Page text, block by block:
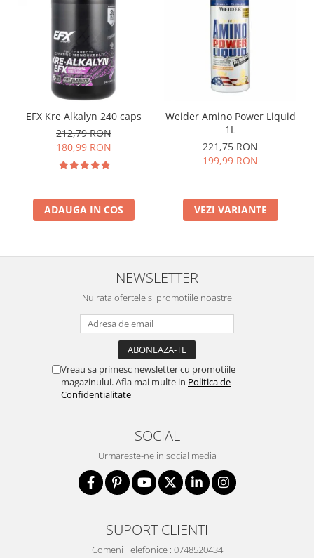
EFX Kre Alkalyn 240 caps
212,79 RON
180,99 RON
ADAUGA IN COS
Weider Amino Power Liquid
1L
221,75 RON
199,99 RON
VEZI VARIANTE
NEWSLETTER
Nu rata ofertele si promotiile noastre
Vreau sa primesc newsletter cu promotiile
magazinului. Afla mai multe in Politica de
Confidentialitate
SOCIAL
Urmareste-ne in social media
SUPORT CLIENTI
Comeni Telefonice : 0748520434